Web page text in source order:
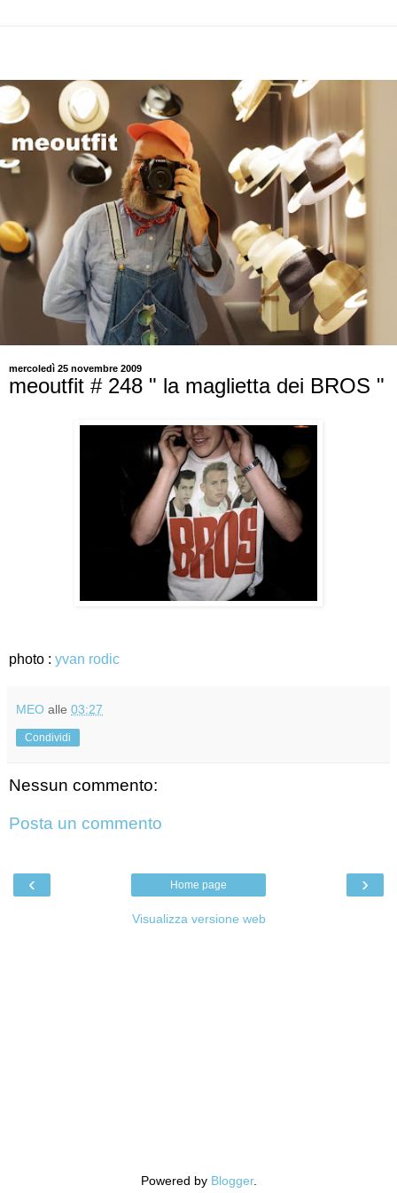
mercoledì 25 novembre 2009
meoutfit # 248 " la maglietta dei BROS "
photo : yvan rodic
MEO alle 03:27
Condividi
Nessun commento:
Posta un commento
‹ ›
Home page
Visualizza versione web
Powered by Blogger.